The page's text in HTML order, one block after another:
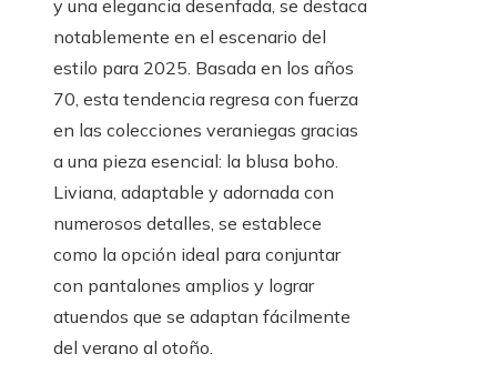
y una elegancia desenfada, se destaca
notablemente en el escenario del
estilo para 2025. Basada en los años
70, esta tendencia regresa con fuerza
en las colecciones veraniegas gracias
a una pieza esencial: la blusa boho.
Liviana, adaptable y adornada con
numerosos detalles, se establece
como la opción ideal para conjuntar
con pantalones amplios y lograr
atuendos que se adaptan fácilmente
del verano al otoño.